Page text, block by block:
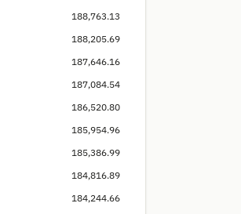
188,763.13
188,205.69
187,646.16
187,084.54
186,520.80
185,954.96
185,386.99
184,816.89
184,244.66